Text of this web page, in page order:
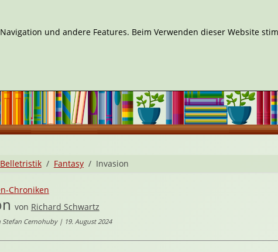
Belletristik Fantasy Invasion
Chroniken
von Richard Schwartz
Stefan Cernohuby | 19. August 2024
und andere Features. Beim Verwenden dieser Website